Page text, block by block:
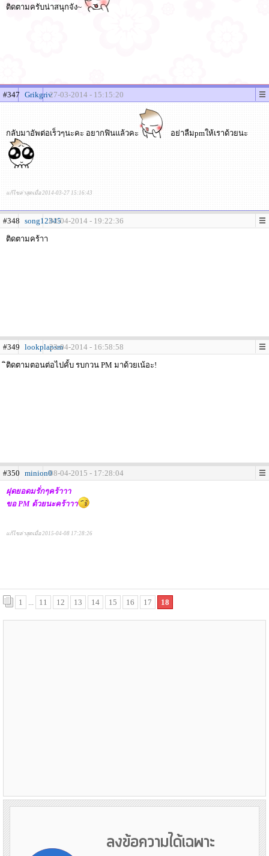
ติดตามครับน่าสนุกจัง~
#347 Grikgriv27-03-2014 - 15:15:20
กลับมาอัพต่อเร็วๆนะคะ อยากฟินแล้วคะ อย่าลืมpmให้เราด้วยนะ
แก้ไขล่าสุดเมื่อ 2014-03-27 15:16:43
#348 song1234502-04-2014 - 19:22:36
ติดตามคร้าา
#349 lookplapsm23-04-2014 - 16:58:58
ิติดตามตอนต่อไปคั้บ รบกวน PM มาด้วยเน้อะ!
#350 minion008-04-2015 - 17:28:04
ฝุดยอดมรั่กๆคร้าาา
ขอ PM ด้วยนะคร้าาา
แก้ไขล่าสุดเมื่อ 2015-04-08 17:28:26
1 ... 11 12 13 14 15 16 17 18
ลงข้อความได้เฉพาะ